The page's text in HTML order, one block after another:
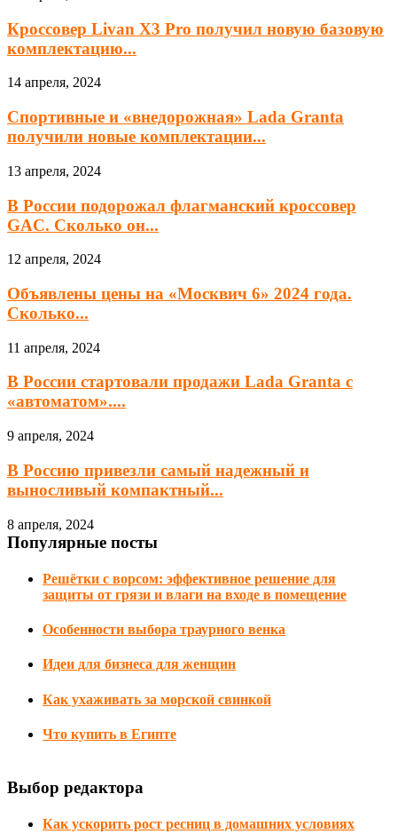
Кроссовер Livan X3 Pro получил новую базовую
комплектацию...
14 апреля, 2024
Спортивные и «внедорожная» Lada Granta
получили новые комплектации...
13 апреля, 2024
В России подорожал флагманский кроссовер
GAC. Сколько он...
12 апреля, 2024
Объявлены цены на «Москвич 6» 2024 года.
Сколько...
11 апреля, 2024
В России стартовали продажи Lada Granta с
«автоматом»....
9 апреля, 2024
В Россию привезли самый надежный и
выносливый компактный...
8 апреля, 2024
Популярные посты
Решётки с ворсом: эффективное решение для
защиты от грязи и влаги на входе в помещение
Особенности выбора траурного венка
Идеи для бизнеса для женщин
Как ухаживать за морской свинкой
Что купить в Египте
Выбор редактора
Как ускорить рост ресниц в домашних условиях